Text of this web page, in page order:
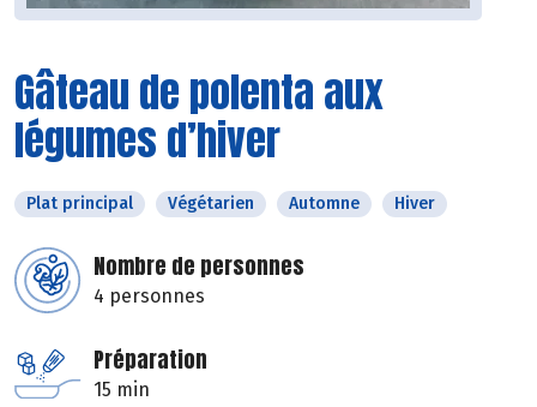
Gâteau de polenta aux
légumes d’hiver
Plat principal Végétarien Automne Hiver
Nombre de personnes
4 personnes
Préparation
15 min